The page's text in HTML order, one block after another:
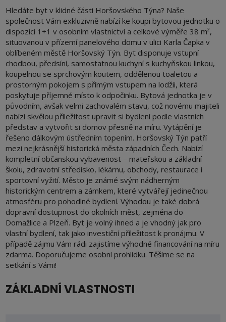
Hledáte byt v klidné části Horšovského Týna? Naše
společnost Vám exkluzivně nabízí ke koupi bytovou jednotku o
dispozici 1+1 v osobním vlastnictví a celkové výměře 38 m²,
situovanou v přízemí panelového domu v ulici Karla Čapka v
oblíbeném městě Horšovský Týn. Byt disponuje vstupní
chodbou, předsíní, samostatnou kuchyní s kuchyňskou linkou,
koupelnou se sprchovým koutem, oddělenou toaletou a
prostorným pokojem s přímým vstupem na lodžii, která
poskytuje příjemné místo k odpočinku. Bytová jednotka je v
původním, avšak velmi zachovalém stavu, což novému majiteli
nabízí skvělou příležitost upravit si bydlení podle vlastních
představ a vytvořit si domov přesně na míru. Vytápění je
řešeno dálkovým ústředním topením. Horšovský Týn patří
mezi nejkrásnější historická města západních Čech. Nabízí
kompletní občanskou vybavenost – mateřskou a základní
školu, zdravotní středisko, lékárnu, obchody, restaurace i
sportovní vyžití. Město je známé svým nádherným
historickým centrem a zámkem, které vytvářejí jedinečnou
atmosféru pro pohodlné bydlení. Výhodou je také dobrá
dopravní dostupnost do okolních měst, zejména do
Domažlice a Plzeň. Byt je volný ihned a je vhodný jak pro
vlastní bydlení, tak jako investiční příležitost k pronájmu. V
případě zájmu Vám rádi zajistíme výhodné financování na míru
zdarma. Doporučujeme osobní prohlídku. Těšíme se na
setkání s Vámi!
ZÁKLADNÍ VLASTNOSTI